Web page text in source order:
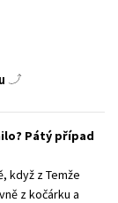
Pátý případ
když z Temže
z kočárku a